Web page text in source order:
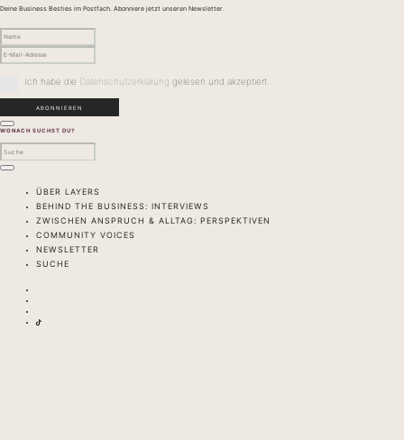
Deine Business Besties im Postfach. Abonniere jetzt unseren Newsletter.
Ich habe die Datenschutzerklärung gelesen und akzeptiert.
WONACH SUCHST DU?
ÜBER LAYERS
BEHIND THE BUSINESS: INTERVIEWS
ZWISCHEN ANSPRUCH & ALLTAG: PERSPEKTIVEN
COMMUNITY VOICES
NEWSLETTER
SUCHE